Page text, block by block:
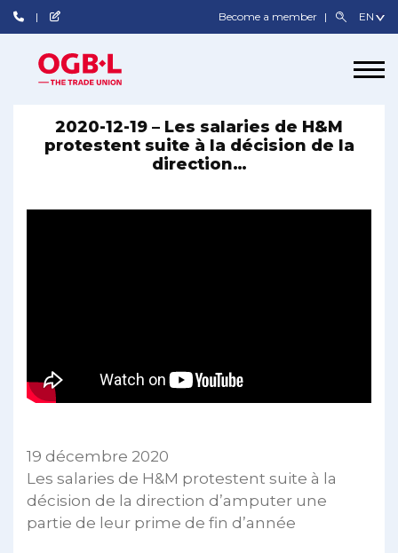
Become a member
2020-12-19 – Les salaries de H&M
protestent suite à la décision de la
direction…
19 décembre 2020
Les salaries de H&M protestent suite à la
décision de la direction d’amputer une
partie de leur prime de fin d’année